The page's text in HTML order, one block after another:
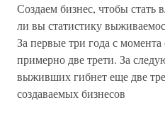
Создаем бизнес, чтобы стать
ли вы статистику
За первые три года с момента
примерно две трети. За
выживших гибнет еще две
создаваемых бизнесов